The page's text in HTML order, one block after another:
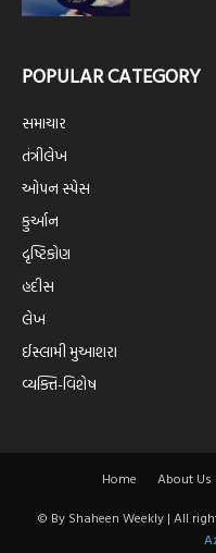
POPULAR CATEGORY
સમાચાર
તંત્રીલેખ
ઓપન સ્પેસ
કુર્આન
દૃષ્ટિકોણ
હદીસ
લેખ
ઈસ્લામી મુઆશરા
વ્યક્તિ-વિશેષ
Home About Us
© By Shaheen Weekly | All